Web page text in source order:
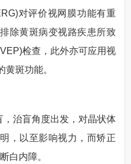
对评价视网膜功能有重
除黄斑病变视路疾患所致
检查，此外亦可应用视
斑功能。
治盲角度出发，对晶状体
，以至影响视力，而矫正
白内障。